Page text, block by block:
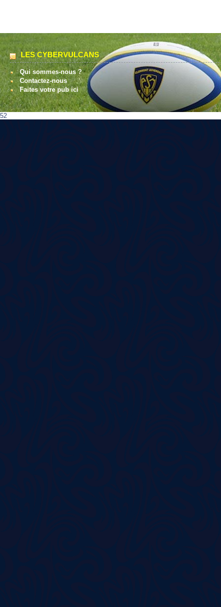
LES CYBERVULCANS
Qui sommes-nous ?
Contactez-nous
Faites votre pub ici
52